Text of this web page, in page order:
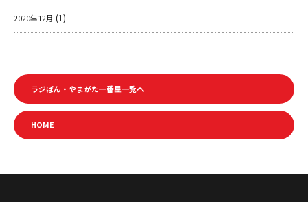
2020年12月 (1)
ラジぱん・やまがた一番星一覧へ
HOME